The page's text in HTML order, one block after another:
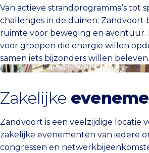
Van actieve strandprogramma’s tot
challenges in de duinen: Zandvoort
ruimte voor beweging en avontuur.
voor groepen die energie willen
samen iets bijzonders willen beleven.
Bedrijfsfeest
Zakelijke
Zandvoort is een veelzijdige locatie
zakelijke evenementen van iedere
congressen en